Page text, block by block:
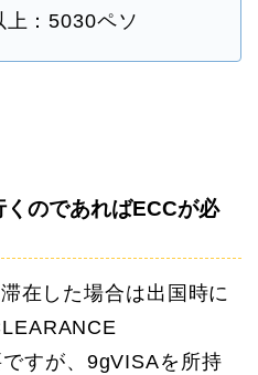
：5030ペソ
のであればECCが必
在した場合は出国時に
すが、9gVISAを所持